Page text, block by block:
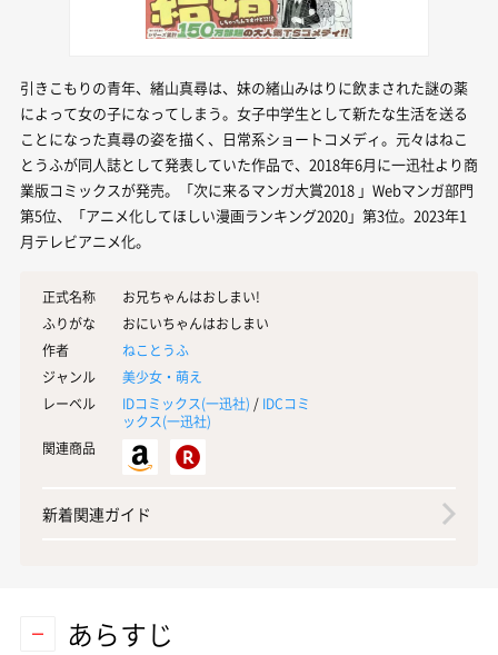
引きこもりの青年、緒山真尋は、妹の緒山みはりに飲まされた謎の薬
によって女の子になってしまう。女子中学生として新たな生活を送る
ことになった真尋の姿を描く、日常系ショートコメディ。元々はねこ
とうふが同人誌として発表していた作品で、2018年6月に一迅社より商
業版コミックスが発売。「次に来るマンガ大賞2018 」Webマンガ部門
第5位、「アニメ化してほしい漫画ランキング2020」第3位。2023年1
月テレビアニメ化。
正式名称
お兄ちゃんはおしまい!
ふりがな
おにいちゃんはおしまい
作者
ねことうふ
ジャンル
美少女・萌え
レーベル
IDコミックス(一迅社) / IDCコミ
ックス(一迅社)
関連商品
新着関連ガイド
あらすじ